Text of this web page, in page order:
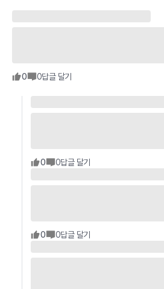
0 0답글 달기
0 0답글 달기
0 0답글 달기